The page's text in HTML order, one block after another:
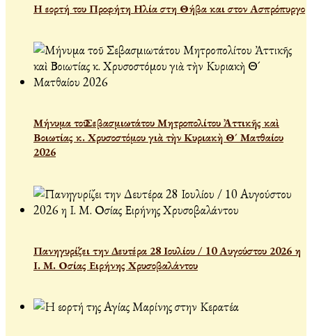
Η εορτή του Προφήτη Ηλία στη Θήβα και στον Ασπρόπυργο
Μήνυμα τοῦ Σεβασμιωτάτου Μητροπολίτου Ἀττικῆς καὶ
Βοιωτίας κ. Χρυσοστόμου γιὰ τὴν Κυριακὴ Θ´ Ματθαίου
2026
Πανηγυρίζει την Δευτέρα 28 Ιουλίου / 10 Αυγούστου 2026 η
Ι. Μ. Οσίας Ειρήνης Χρυσοβαλάντου